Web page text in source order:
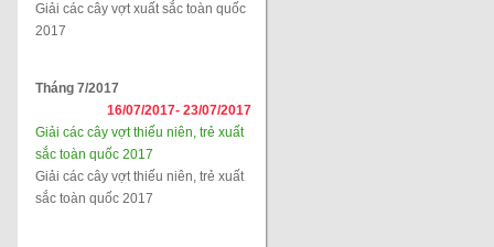
Giải các cây vợt xuất sắc toàn quốc
2017
Tháng 7/2017
16/07/2017- 23/07/2017
Giải các cây vợt thiếu niên, trẻ xuất
sắc toàn quốc 2017
Giải các cây vợt thiếu niên, trẻ xuất
sắc toàn quốc 2017